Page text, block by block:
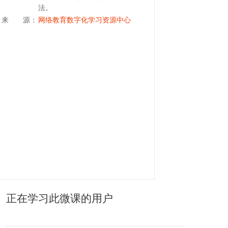
法。
来 源： 网络教育数字化学习资源中心
正在学习此微课的用户